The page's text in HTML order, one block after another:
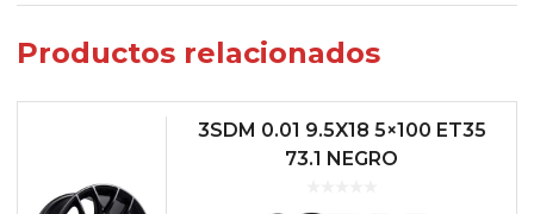
Productos relacionados
3SDM 0.01 9.5X18 5×100 ET35
73.1 NEGRO